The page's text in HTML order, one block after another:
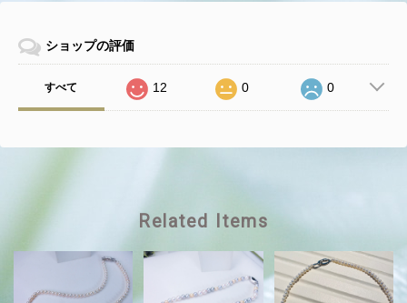
ショップの評価
すべて 12 0 0
Related Items